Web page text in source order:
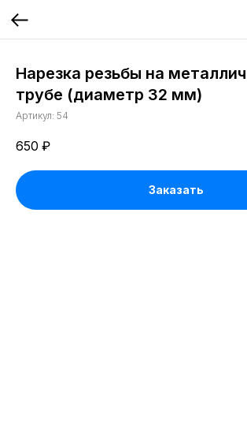
Нарезка резьбы на
трубе (диаметр 32 мм)
Артикул: 54
650 ₽
Заказать